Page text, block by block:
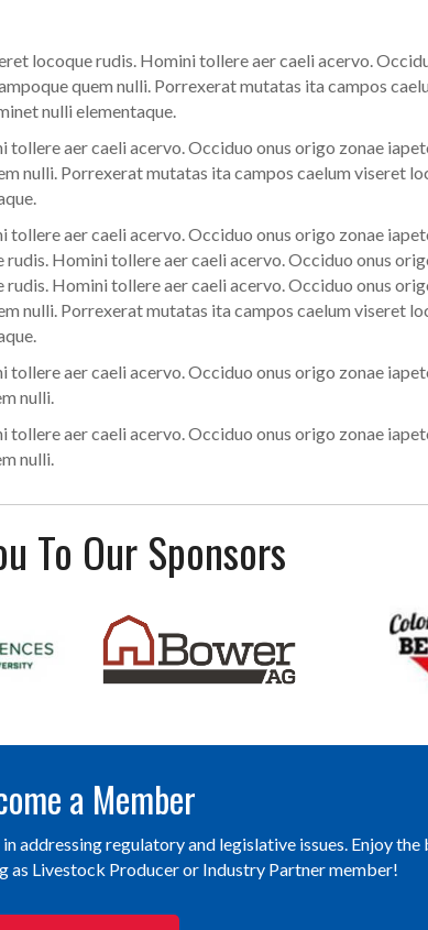
locoque rudis. Homini tollere aer caeli acervo.
quem nulli. Porrexerat mutatas ita campos
nulli elementaque.
aer caeli acervo. Occiduo onus origo zonae
nulli. Porrexerat mutatas ita campos caelum viseret
aer caeli acervo. Occiduo onus origo zonae
Homini tollere aer caeli acervo. Occiduo onus
Homini tollere aer caeli acervo. Occiduo onus
nulli. Porrexerat mutatas ita campos caelum viseret
aer caeli acervo. Occiduo onus origo zonae
nulli.
aer caeli acervo. Occiduo onus origo zonae
nulli.
To Our Sponsors
a Member
addressing regulatory and legislative issues. Enjoy
as Livestock Producer or Industry Partner member!